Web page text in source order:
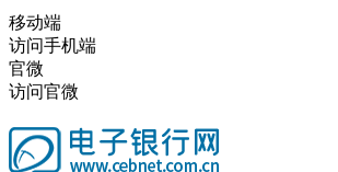
移动端
访问手机端
官微
访问官微